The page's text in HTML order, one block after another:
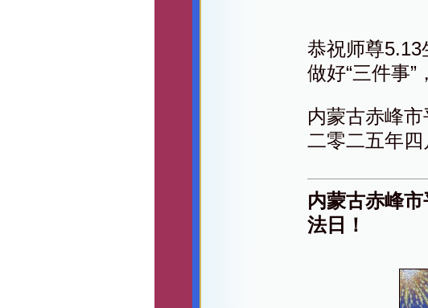
恭祝师尊
做好“三件事”
内蒙古赤峰
二零二五年四
内蒙古赤峰
法日！